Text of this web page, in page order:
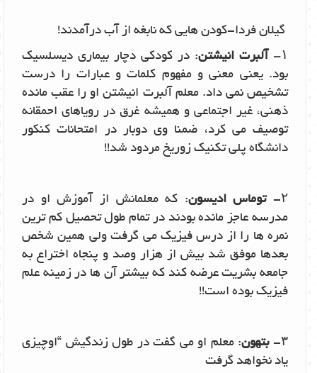
گیلان فردا-کودن هایی که نابغه از آب درآمدند!
۱–
آلبرت انیشتن: در کودکی دچار بیماری دیسلسیک
بود. یعنی معنی و مفهوم کلمات و عبارات را درست
تشخیص نمی داد. معلم آلبرت انیشتن او را عقب مانده
ذهنی، غیر اجتماعی و همیشه غرق در رویاهای احمقانه
توصیف می کرد، ضمنا وی دوبار در امتحانات کنکور
دانشگاه پلی تکنیک زوریخ مردود شد!!
۲- توماس ادیسون: که معلمانش از آموزش او در
مدرسه عاجز مانده بودند در تمام طول تحصیل کم ترین
نمره ها را از درس فیزیک می گرفت ولی همین شخص
بعدها موفق شد بیش از هزار وصد و پنجاه اختراع به
جامعه بشریت عرضه کند که بیشتر آن ها در زمینه علم
فیزیک بوده است!!
۳- بتهون: معلم او می گفت در طول زندگیش “اوچیزی
یاد نخواهد گرفت